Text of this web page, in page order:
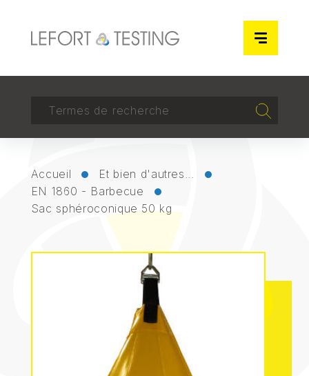
RECHERCHER
Accueil
Et bien d'autres...
EN 1860 - Barbecue
Sac sphéroconique 50 kg